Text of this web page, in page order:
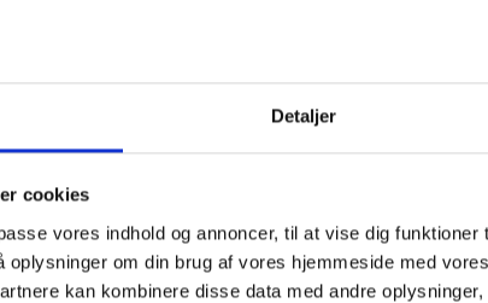
Detaljer
cookies
vores indhold og annoncer, til at vise dig
oplysninger om din brug af vores hjemmeside med
kan kombinere disse data med andre
fås rådgivning hos de enkelte konsulenter i Juridisk
indenfor deres kompetencefelt. Rådgivning af
forhold, der alene retter sig om den enkelte
betaling.